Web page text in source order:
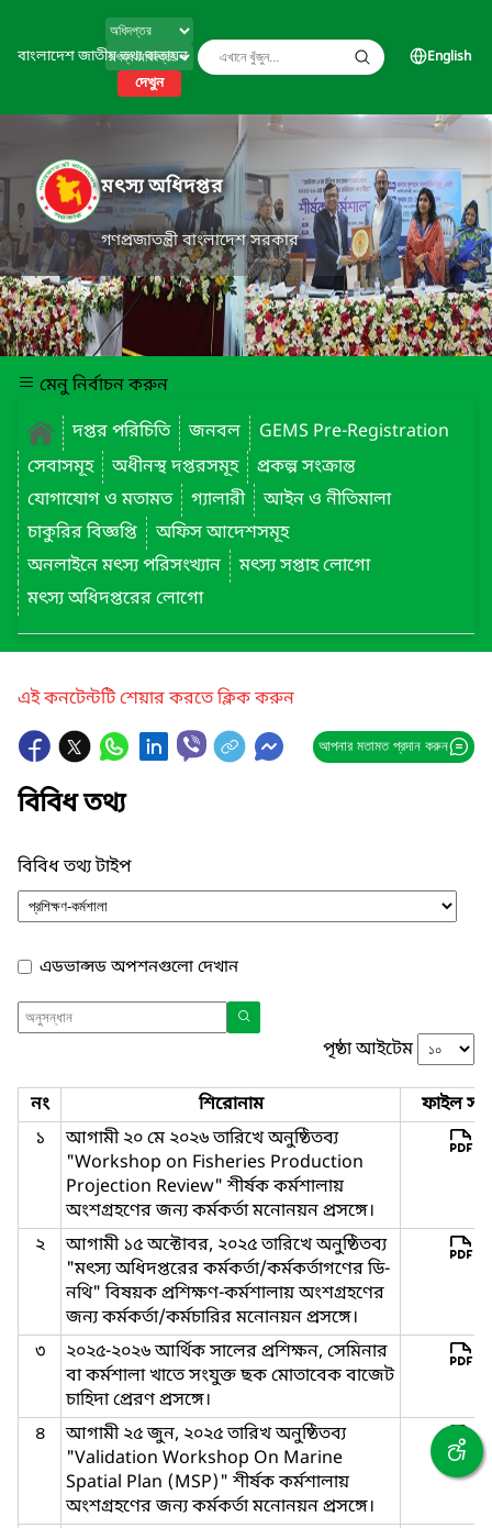
বাংলাদেশ জাতীয় তথ্য বাতায়ন
দেখুন
English
মৎস্য অধিদপ্তর
গণপ্রজাতন্ত্রী বাংলাদেশ সরকার
মেনু নির্বাচন করুন
দপ্তর পরিচিতি
জনবল
GEMS Pre-Registration
সেবাসমূহ
অধীনস্থ দপ্তরসমূহ
প্রকল্প সংক্রান্ত
যোগাযোগ ও মতামত
গ্যালারী
আইন ও নীতিমালা
চাকুরির বিজ্ঞপ্তি
অফিস আদেশসমূহ
অনলাইনে মৎস্য পরিসংখ্যান
মৎস্য সপ্তাহ লোগো
মৎস্য অধিদপ্তরের লোগো
এই কনটেন্টটি শেয়ার করতে ক্লিক করুন
আপনার মতামত প্রদান করুন
বিবিধ তথ্য
বিবিধ তথ্য টাইপ
এডভান্সড অপশনগুলো দেখান
পৃষ্ঠা আইটেম
নং শিরোনাম
ফাইল
১
আগামী ২০ মে ২০২৬ তারিখে অনুষ্ঠিতব্য
"Workshop on Fisheries Production
Projection Review" শীর্ষক কর্মশালায়
অংশগ্রহণের জন্য কর্মকর্তা মনোনয়ন প্রসঙ্গে।
২
আগামী ১৫ অক্টোবর, ২০২৫ তারিখে অনুষ্ঠিতব্য
"মৎস্য অধিদপ্তরের কর্মকর্তা/কর্মকর্তাগণের ডি-
নথি" বিষয়ক প্রশিক্ষণ-কর্মশালায় অংশগ্রহণের
জন্য কর্মকর্তা/কর্মচারির মনোনয়ন প্রসঙ্গে।
৩
২০২৫-২০২৬ আর্থিক সালের প্রশিক্ষন, সেমিনার
বা কর্মশালা খাতে সংযুক্ত ছক মোতাবেক বাজেট
চাহিদা প্রেরণ প্রসঙ্গে।
৪
আগামী ২৫ জুন, ২০২৫ তারিখ অনুষ্ঠিতব্য
"Validation Workshop On Marine
Spatial Plan (MSP)" শীর্ষক কর্মশালায়
অংশগ্রহণের জন্য কর্মকর্তা মনোনয়ন প্রসঙ্গে।